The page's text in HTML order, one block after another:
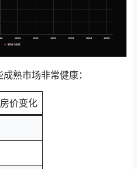
熟市场非常健康：
价变化